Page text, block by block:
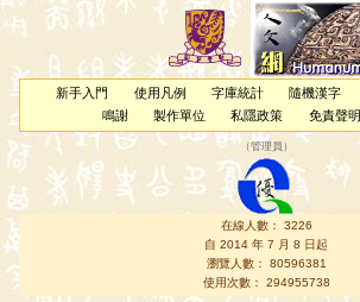
新手入門 使用凡例 字庫統計 隨機漢字
鳴謝
製作單位 私隱政策 免責聲明
（管理員 ）
在線人數： 3226
自 2014 年 7 月 8 日起
瀏覽人數： 80596381
使用次數： 294955738